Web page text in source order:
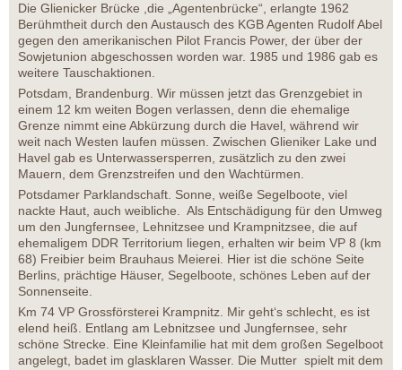
Die Glienicker Brücke ,die „Agentenbrücke“, erlangte 1962
Berühmtheit durch den Austausch des KGB Agenten Rudolf Abel
gegen den amerikanischen Pilot Francis Power, der über der
Sowjetunion abgeschossen worden war. 1985 und 1986 gab es
weitere Tauschaktionen.
Potsdam, Brandenburg. Wir müssen jetzt das Grenzgebiet in
einem 12 km weiten Bogen verlassen, denn die ehemalige
Grenze nimmt eine Abkürzung durch die Havel, während wir
weit nach Westen laufen müssen. Zwischen Glieniker Lake und
Havel gab es Unterwassersperren, zusätzlich zu den zwei
Mauern, dem Grenzstreifen und den Wachtürmen.
Potsdamer Parklandschaft. Sonne, weiße Segelboote, viel
nackte Haut, auch weibliche. Als Entschädigung für den Umweg
um den Jungfernsee, Lehnitzsee und Krampnitzsee, die auf
ehemaligem DDR Territorium liegen, erhalten wir beim VP 8 (km
68) Freibier beim Brauhaus Meierei. Hier ist die schöne Seite
Berlins, prächtige Häuser, Segelboote, schönes Leben auf der
Sonnenseite.
Km 74 VP Grossförsterei Krampnitz. Mir geht‘s schlecht, es ist
elend heiß. Entlang am Lebnitzsee und Jungfernsee, sehr
schöne Strecke. Eine Kleinfamilie hat mit dem großen Segelboot
angelegt, badet im glasklaren Wasser. Die Mutter spielt mit dem